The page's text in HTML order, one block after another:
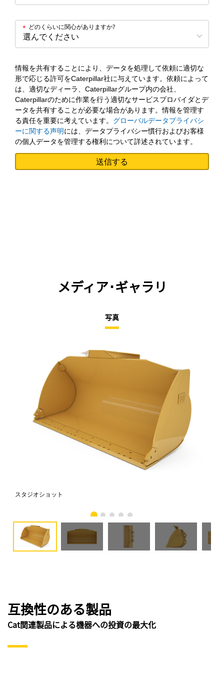
どのくらいに関心がありますか?
*
情報を共有することにより、データを処理して依頼に適切な
形で応じる許可をCaterpillar社に与えています。依頼によって
は、適切なディーラ、Caterpillarグループ内の会社、
Caterpillarのために作業を行う適切なサービスプロバイダとデ
ータを共有することが必要な場合があります。情報を管理す
る責任を重要に考えています。 グローバルデータプライバシ
ーに関する声明には、データプライバシー慣行およびお客様
の個人データを管理する権利について詳述されています。
メディア･ギャラリ
写真
スタジオショット
互換性のある製品
Cat関連製品による機器への投資の最大化